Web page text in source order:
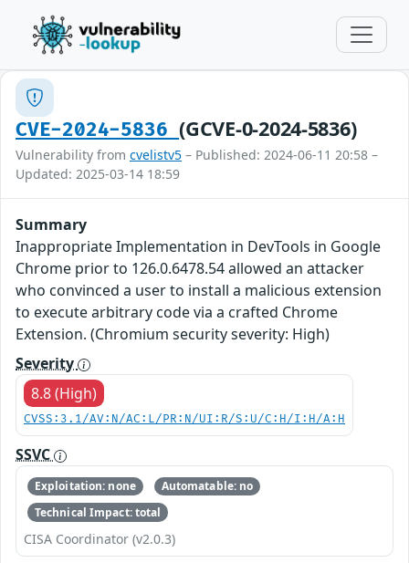
CVE-2024-5836(GCVE-0-2024-5836)
Vulnerability from cvelistv5 – Published: 2024-06-11 20:58 –
Updated: 2025-03-14 18:59
Summary
Inappropriate Implementation in DevTools in Google
Chrome prior to 126.0.6478.54 allowed an attacker
who convinced a user to install a malicious extension
to execute arbitrary code via a crafted Chrome
Extension. (Chromium security severity: High)
Severity
8.8 (High)
CVSS:3.1/AV:N/AC:L/PR:N/UI:R/S:U/C:H/I:H/A:H
SSVC
Exploitation: none
Automatable: no
Technical Impact: total
CISA Coordinator (v2.0.3)